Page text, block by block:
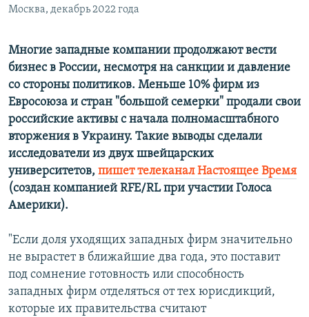
Москва, декабрь 2022 года
Многие западные компании продолжают вести
бизнес в России, несмотря на санкции и давление
со стороны политиков. Меньше 10% фирм из
Евросоюза и стран "большой семерки" продали свои
российские активы с начала полномасштабного
вторжения в Украину. Такие выводы сделали
исследователи из двух швейцарских
университетов, пишет телеканал Настоящее Время
(создан компанией RFE/RL при участии Голоса
Америки).
"Если доля уходящих западных фирм значительно
не вырастет в ближайшие два года, это поставит
под сомнение готовность или способность
западных фирм отделяться от тех юрисдикций,
которые их правительства считают